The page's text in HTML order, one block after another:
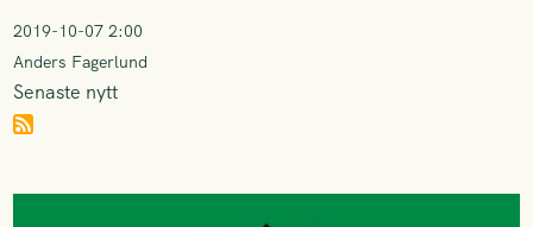
2019-10-07 2:00
Anders Fagerlund
Senaste nytt